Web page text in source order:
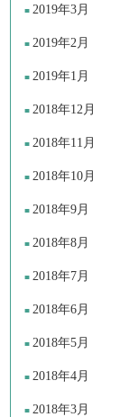
2019年3月
2019年2月
2019年1月
2018年12月
2018年11月
2018年10月
2018年9月
2018年8月
2018年7月
2018年6月
2018年5月
2018年4月
2018年3月